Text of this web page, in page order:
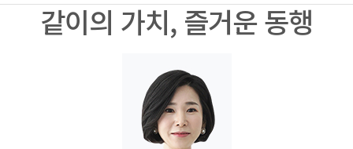
같이의 가치, 즐거운 동행